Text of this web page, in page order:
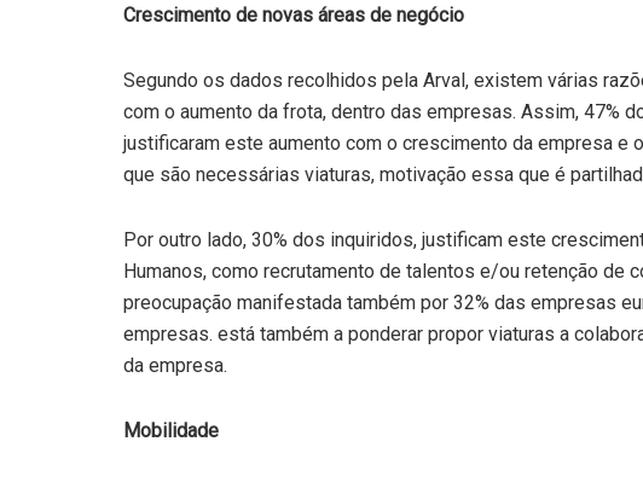
Crescimento de novas áreas de negócio
Segundo os dados recolhidos pela Arval, existem várias
com o aumento da frota, dentro das empresas. Assim, 47%
justificaram este aumento com o crescimento da empresa e
que são necessárias viaturas, motivação essa que é
Por outro lado, 30% dos inquiridos, justificam este
Humanos, como recrutamento de talentos e/ou retenção de
preocupação manifestada também por 32% das empresas
empresas. está também a ponderar propor viaturas a
da empresa.
Mobilidade